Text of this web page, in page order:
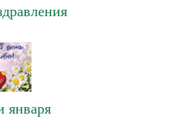
января